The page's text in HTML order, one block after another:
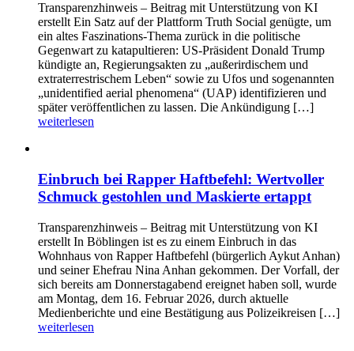
Transparenzhinweis – Beitrag mit Unterstützung von KI
erstellt Ein Satz auf der Plattform Truth Social genügte, um
ein altes Faszinations-Thema zurück in die politische
Gegenwart zu katapultieren: US-Präsident Donald Trump
kündigte an, Regierungsakten zu „außerirdischem und
extraterrestrischem Leben“ sowie zu Ufos und sogenannten
„unidentified aerial phenomena“ (UAP) identifizieren und
später veröffentlichen zu lassen. Die Ankündigung […]
weiterlesen
Einbruch bei Rapper Haftbefehl: Wertvoller
Schmuck gestohlen und Maskierte ertappt
Transparenzhinweis – Beitrag mit Unterstützung von KI
erstellt In Böblingen ist es zu einem Einbruch in das
Wohnhaus von Rapper Haftbefehl (bürgerlich Aykut Anhan)
und seiner Ehefrau Nina Anhan gekommen. Der Vorfall, der
sich bereits am Donnerstagabend ereignet haben soll, wurde
am Montag, dem 16. Februar 2026, durch aktuelle
Medienberichte und eine Bestätigung aus Polizeikreisen […]
weiterlesen